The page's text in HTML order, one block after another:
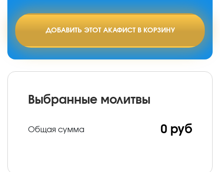
ДОБАВИТЬ ЭТОТ АКАФИСТ В КОРЗИНУ
Выбранные молитвы
Общая сумма 0 руб